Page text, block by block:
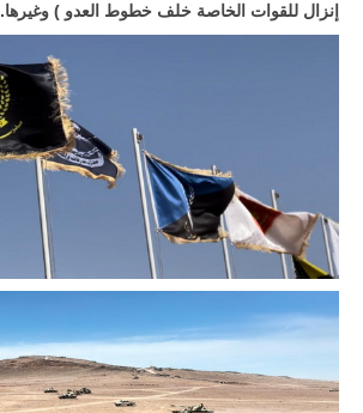
إنزال للقوات الخاصة خلف خطوط العدو ) وغيرها.